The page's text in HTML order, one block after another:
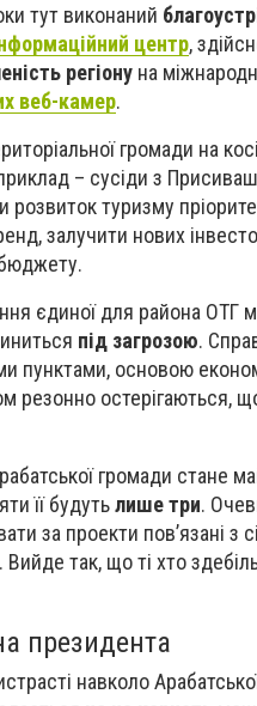
тут виконаний
центр,
регіону на
веб-камер.
громади на
– сусіди з
туризму
залучити нових
єдиної для района ОТГ
під загрозою.
пунктами, основою
резонно остерігаються,
громади стане
її будутьлише три.
за проекти пов’язані з
Вийде так, що ті хто
президента
навколо